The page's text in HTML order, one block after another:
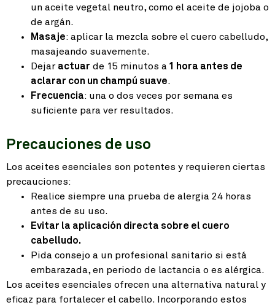
un aceite vegetal neutro, como el aceite de jojoba o
de argán.
Masaje: aplicar la mezcla sobre el cuero cabelludo,
masajeando suavemente.
Dejar actuar de 15 minutos a 1 hora antes de
aclarar con un champú suave.
Frecuencia: una o dos veces por semana es
suficiente para ver resultados.
Precauciones de uso
Los aceites esenciales son potentes y requieren ciertas
precauciones:
Realice siempre una prueba de alergia 24 horas
antes de su uso.
Evitar la aplicación directa sobre el cuero
cabelludo.
Pida consejo a un profesional sanitario si está
embarazada, en periodo de lactancia o es alérgica.
Los aceites esenciales ofrecen una alternativa natural y
eficaz para fortalecer el cabello. Incorporando estos